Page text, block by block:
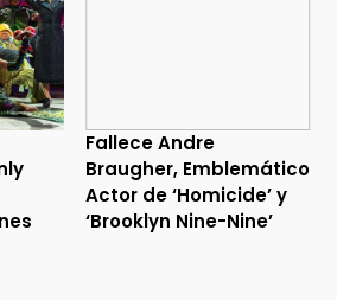
Fallece Andre
Braugher, Emblemático
Actor de ‘Homicide’ y
‘Brooklyn Nine-Nine’